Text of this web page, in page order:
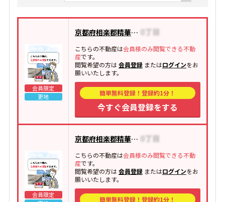
会員限定
更地
京都府相楽郡精華町桜が丘
こちらの不動産は会員様のみ閲覧できる不動
産です。
閲覧希望の方は会員登録またはログインをお
願いいたします。
簡単無料登録！登録約1分！
今すぐ会員登録をする
会員限定
京都府相楽郡精華町祝園西
こちらの不動産は会員様のみ閲覧できる不動
産です。
閲覧希望の方は会員登録またはログインをお
願いいたします。
簡単無料登録！登録約1分！